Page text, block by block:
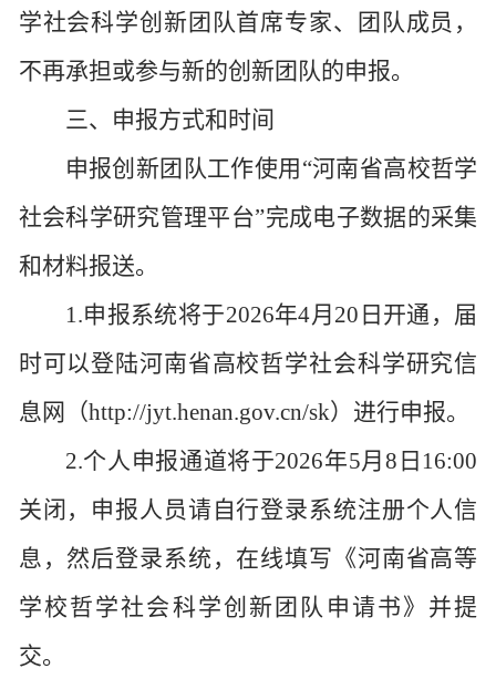
学社会科学创新团队首席专家、团队成员，
不再承担或参与新的创新团队的申报。
三、申报方式和时间
申报创新团队工作使用 “河南省高校哲学
社会科学研究管理平台”完成电子数据的采集
和材料报送。
1.申报系统将于2026年4月20日开通，届
时可以登陆河南省高校哲学社会科学研究信
息网（http://jyt.henan.gov.cn/sk）进行申报。
2.个人申报通道将于2026年5月8日16:00
关闭，申报人员请自行登录系统注册个人信
息，然后登录系统，在线填写《河南省高等
学校哲学社会科学创新团队申请书》并提
交。